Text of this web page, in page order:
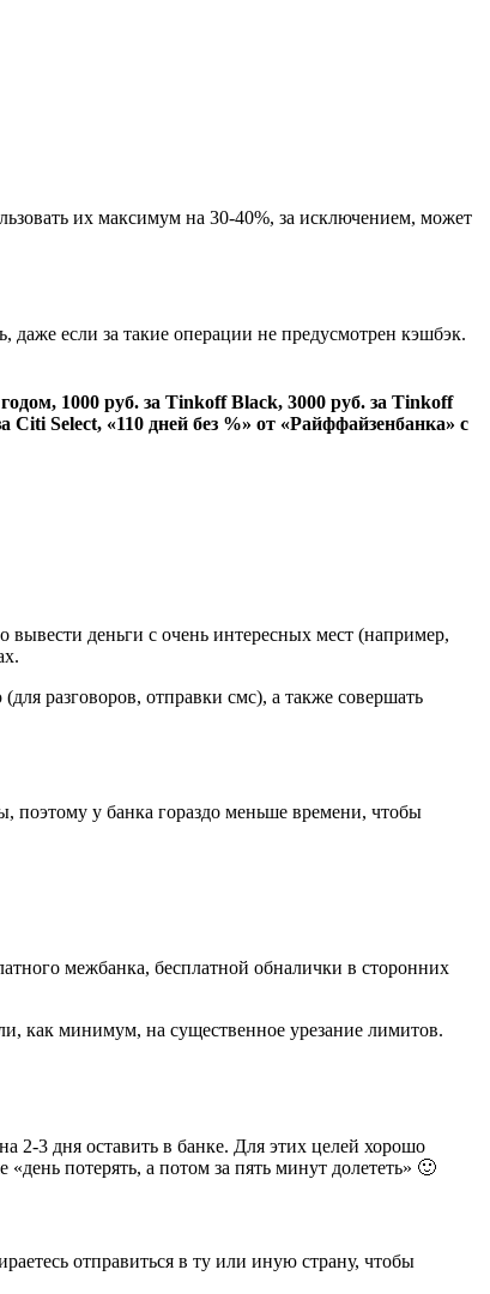
их максимум на 30-40%, за исключением, может
если за такие операции не предусмотрен кэшбэк.
1000 руб. за Tinkoff Black, 3000 руб. за Tinkoff
Citi Select, «110 дней без %» от «Райффайзенбанка» с
деньги с очень интересных мест (например,
разговоров, отправки смс), а также совершать
поэтому у банка гораздо меньше времени, чтобы
межбанка, бесплатной обналички в сторонних
как минимум, на существенное урезание лимитов.
2-3 дня оставить в банке. Для этих целей хорошо
потерять, а потом за пять минут долететь» 🙂
отправиться в ту или иную страну, чтобы